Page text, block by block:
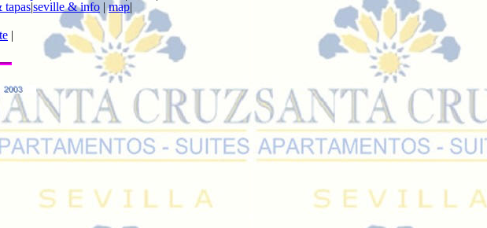
tapas|seville & info |map|
|